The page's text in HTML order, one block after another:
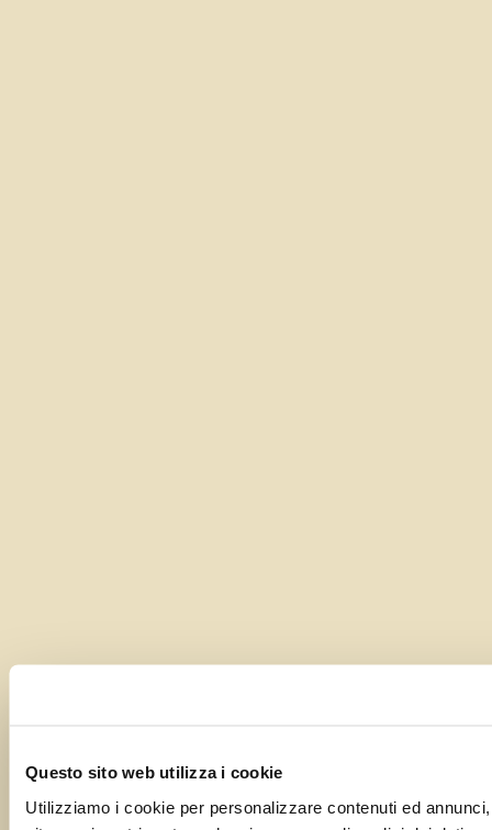
Questo sito web utilizza i cookie
Utilizziamo i cookie per personalizzare contenuti ed